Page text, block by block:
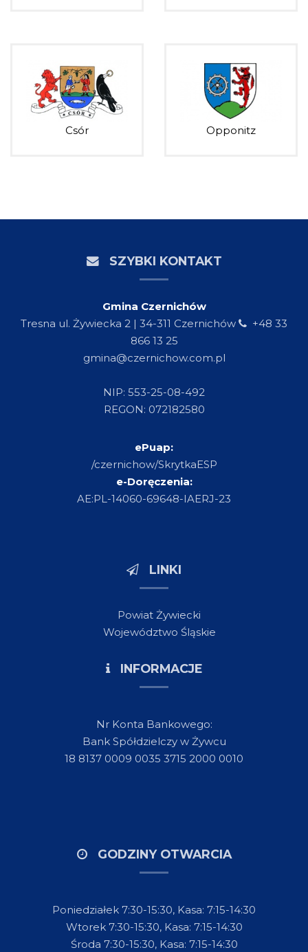
Csór Opponitz
SZYBKI KONTAKT
Gmina Czernichów
Tresna ul. Żywiecka 2 | 34-311 Czernichów
+48 33
866 13 25
gmina@czernichow.com.pl
NIP: 553-25-08-492
REGON: 072182580
ePuap:
/czernichow/SkrytkaESP
e-Doręczenia:
AE:PL-14060-69648-IAERJ-23
LINKI
Powiat Żywiecki
Województwo Śląskie
INFORMACJE
Nr Konta Bankowego:
Bank Spółdzielczy w Żywcu
18 8137 0009 0035 3715 2000 0010
GODZINY OTWARCIA
Poniedziałek 7:30-15:30, Kasa: 7:15-14:30
Wtorek 7:30-15:30, Kasa: 7:15-14:30
Środa 7:30-15:30, Kasa: 7:15-14:30